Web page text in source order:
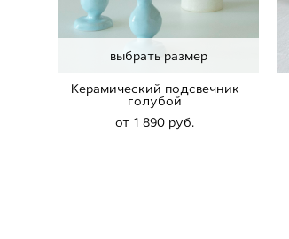
выбрать размер
Керамический подсвечник
голубой
от 1 890 pуб.